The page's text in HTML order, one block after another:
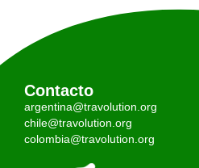
Contacto
argentina@travolution.org
chile@travolution.org
colombia@travolution.org